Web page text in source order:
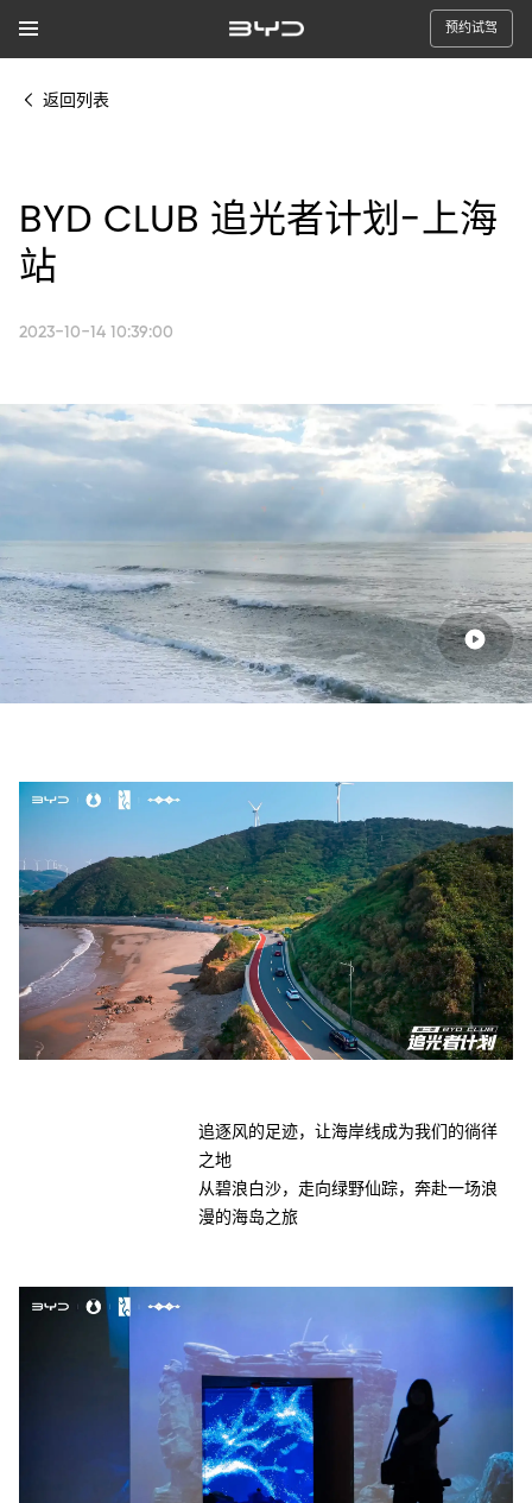
预约试驾
返回列表
BYD CLUB 追光者计划-上海
站
2023-10-14 10:39:00
追逐风的足迹，让海岸线成为我们的徜徉
之地
从碧浪白沙，走向绿野仙踪，奔赴一场浪
漫的海岛之旅